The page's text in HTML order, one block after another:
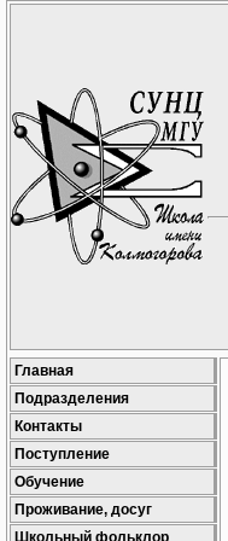
Главная
Подразделения
Контакты
Поступление
Обучение
Проживание, досуг
Школьный фольклор